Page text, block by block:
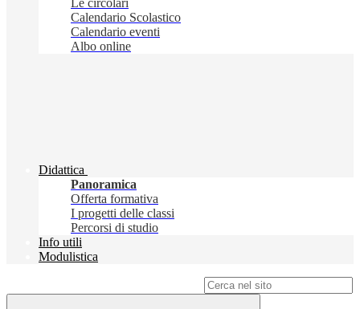
Le circolari
Calendario Scolastico
Calendario eventi
Albo online
Didattica
Panoramica
Offerta formativa
I progetti delle classi
Percorsi di studio
Info utili
Modulistica